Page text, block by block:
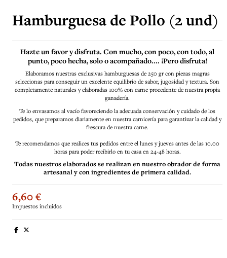
Hamburguesa de Pollo (2 und)
Hazte un favor y disfruta. Con mucho, con poco, con todo, al
punto, poco hecha, solo o acompañado.... ¡Pero disfruta!
Elaboramos nuestras exclusivas hamburguesas de 250 gr con piezas magras
seleccionas para conseguir un excelente equilibrio de sabor, jugosidad y textura. Son
completamente naturales y elaboradas 100% con carne procedente de nuestra propia
ganadería.
Te lo envasamos al vacío favoreciendo la adecuada conservación y cuidado de los
pedidos, que preparamos diariamente en nuestra carnicería para garantizar la calidad y
frescura de nuestra carne.
Te recomendamos que realices tus pedidos entre el lunes y jueves antes de las 10.00
horas para poder recibirlo en tu casa en 24-48 horas.
Todas nuestros elaborados se realizan en nuestro obrador de forma
artesanal y con ingredientes de primera calidad.
6,60 €
Impuestos incluidos